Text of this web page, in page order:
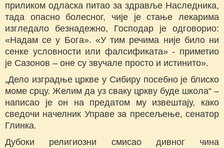
приликом одласка питао за здравље Наследника,
тада опасно болесног, чије је стање лекарима
изгледало безнадежно, Господар је одговорио:
«Надам се у Бога». «У тим речима није било ни
сенке условности или фалсификата» - приметио
је Сазонов – оне су звучале просто и истинито».
„Дело изградње цркве у Сибиру посебно је блиско
моме срцу. Желим да уз сваку цркву буде школа“ –
написао је он на предатом му извештају, како
сведочи начелник Управе за пресељење, сенатор
Глинка.
Дубоки религиозни смисао дивног чина